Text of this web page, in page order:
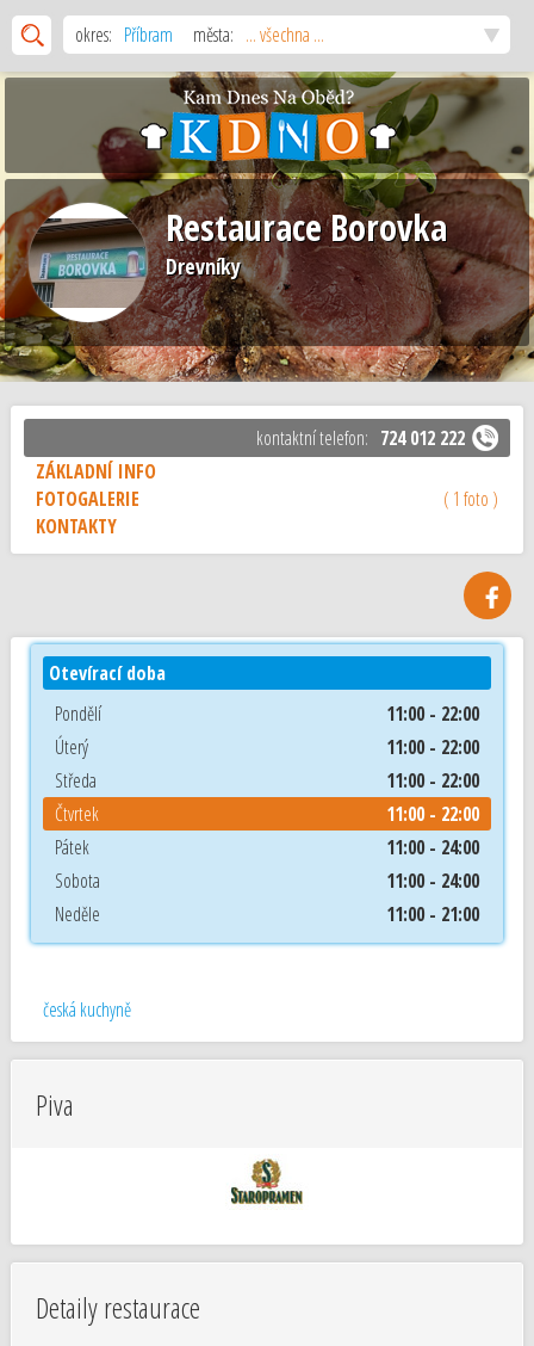
okres: Příbram města: ... všechna ...
Restaurace Borovka
Drevníky
kontaktní telefon: 724 012 222
ZÁKLADNÍ INFO
FOTOGALERIE
( 1 foto )
KONTAKTY
Otevírací doba
Pondělí
11:00 - 22:00
Úterý
11:00 - 22:00
Středa
11:00 - 22:00
Čtvrtek
11:00 - 22:00
Pátek
11:00 - 24:00
Sobota
11:00 - 24:00
Neděle
11:00 - 21:00
česká kuchyně
Piva
Detaily restaurace